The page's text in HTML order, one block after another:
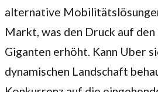
alternative
Markt, was den Druck auf
Giganten erhöht. Kann Uber
dynamischen Landschaft